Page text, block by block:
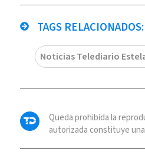
TAGS RELACIONADOS:
Noticias Telediario
Queda prohibida la
autorizada constituye